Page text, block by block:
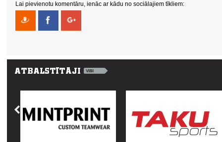
Lai pievienotu komentāru, ienāc ar kādu no sociālajiem tīkliem: